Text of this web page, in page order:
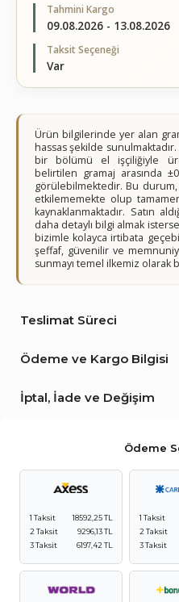
Tahmini Kargo
09.08.2026 - 13.08.2026
Taksit Seçeneği
Var
Ürün bilgilerinde yer alan
hassas şekilde
bir bölümü el işçiliğiyle
belirtilen gramaj arasında
görülebilmektedir. Bu
etkilememekte olup
kaynaklanmaktadır. Satın
daha detaylı bilgi almak
bizimle kolayca irtibata
şeffaf, güvenilir ve
sunmayı temel ilkemiz olarak
Teslimat Süreci
Ödeme ve Kargo Bilgisi
İptal, İade ve Değişim
Ödeme
1 Taksit
18592,25 TL
2 Taksit
9296,13 TL
3 Taksit
6197,42 TL
1 Taksit
2 Taksit
3 Taksit